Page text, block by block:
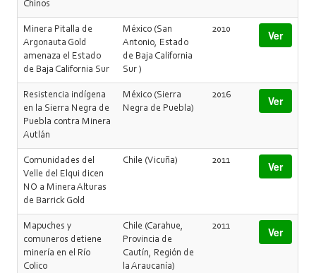
Chinos
Minera Pitalla de
Argonauta Gold
amenaza el Estado
de Baja California Sur
México (San
Antonio, Estado
de Baja California
Sur )
2010 Ver
Resistencia indígena
en la Sierra Negra de
Puebla contra Minera
Autlán
México (Sierra
Negra de Puebla)
2016 Ver
Comunidades del
Velle del Elqui dicen
NO a Minera Alturas
de Barrick Gold
Chile (Vicuña) 2011 Ver
Mapuches y
comuneros detiene
minería en el Río
Colico
Chile (Carahue,
Provincia de
Cautín, Región de
la Araucanía)
2011 Ver